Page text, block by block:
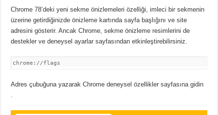
Chrome 78’deki yeni sekme önizlemeleri özelliği, imleci bir sekmenin
üzerine getirdiğinizde önizleme kartında sayfa başlığını ve site
adresini gösterir.Ancak Chrome, sekme önizleme resimlerini de
destekler ve deneysel ayarlar sayfasından etkinleştirebilirsiniz.
chrome://flags
Adres çubuğunayazarak Chrome deneysel özellikler sayfasına gidin